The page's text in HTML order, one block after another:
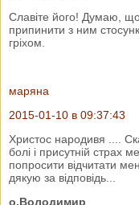
Славіте його! Думаю, що
припинити з ним
гріхом.
маряна
2015-01-10 в 09:37:43
Христос народивя ....
болі і присутній страх
попросити відчитати
дякую за відповідь...
о.Володимир